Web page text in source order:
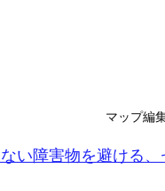
マップ編
い障害物を避ける